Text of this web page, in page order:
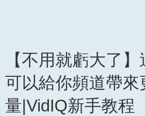
【不用就虧大了
可以給你頻道帶來
量|VidIQ新手教程